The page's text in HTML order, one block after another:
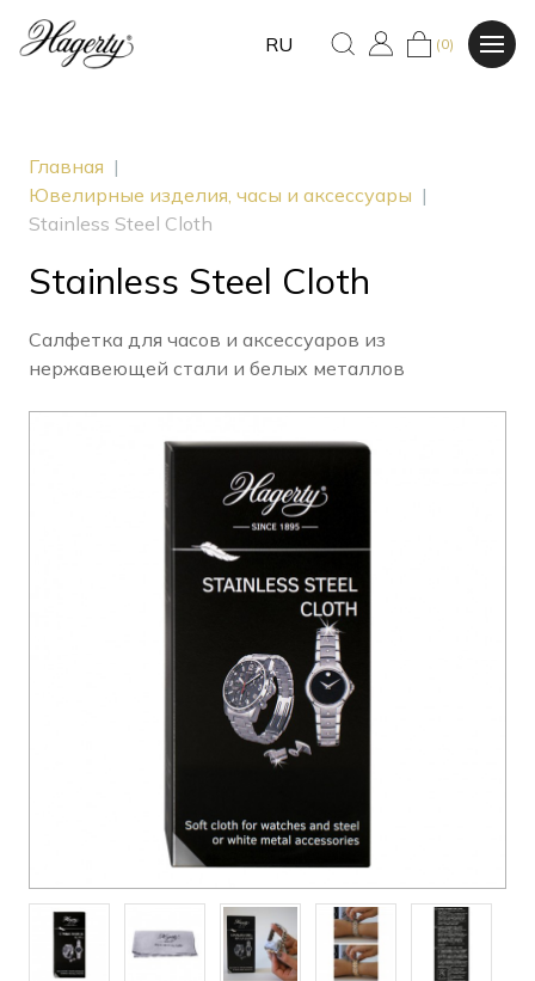
RU (0)
Главная |
Ювелирные изделия, часы и аксессуары |
Stainless Steel Cloth
Stainless Steel Cloth
Салфетка для часов и аксессуаров из
нержавеющей стали и белых металлов